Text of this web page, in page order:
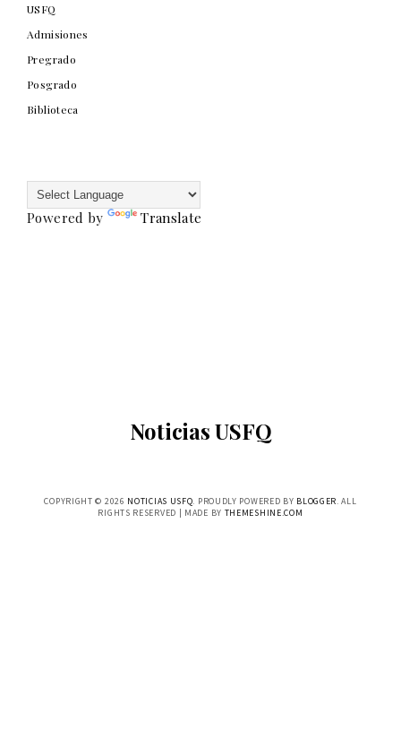
USFQ
Admisiones
Pregrado
Posgrado
Biblioteca
Powered by Translate
Noticias USFQ
COPYRIGHT © 2026 NOTICIAS USFQ. PROUDLY POWERED BY BLOGGER. ALL
RIGHTS RESERVED | MADE BY THEMESHINE.COM